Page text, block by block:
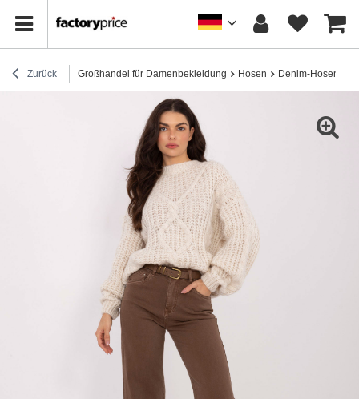
Zurück Großhandel für Damenbekleidung Hosen Denim-Hosen